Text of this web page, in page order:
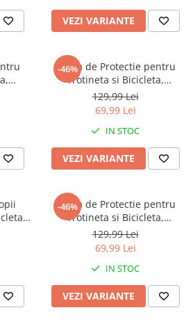
VEZI VARIANTE
-46%
Casca de Protectie pentru
Trotineta si Bicicleta,
Ventilatie buna, Marime
Reglabila, Ultra Usoara,
Portocaliu, M 52-58cm
129,99 Lei
69,99 Lei
IN STOC
VEZI VARIANTE
-46%
Casca de Protectie pentru
Trotineta si Bicicleta,
Ventilatie buna, Marime
Reglabila, Ultra Usoara, Roz, L
54-62cm
129,99 Lei
69,99 Lei
IN STOC
VEZI VARIANTE